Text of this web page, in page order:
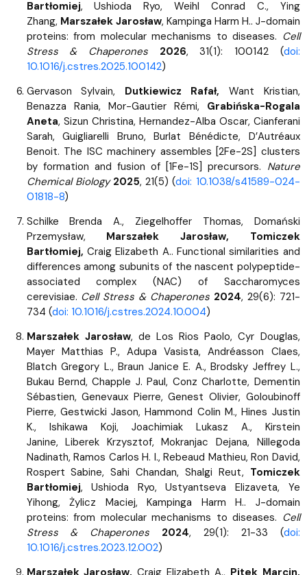
Bartłomiej, Ushioda Ryo, Weihl Conrad C., Ying
Zhang, Marszałek Jarosław, Kampinga Harm H.. J-domain
proteins: from molecular mechanisms to diseases. Cell
Stress & Chaperones2026, 31(1): 100142 (doi:
10.1016/j.cstres.2025.100142)
Gervason Sylvain, Dutkiewicz Rafał, Want Kristian,
Benazza Rania, Mor-Gautier Rémi, Grabińska-Rogala
Aneta, Sizun Christina, Hernandez-Alba Oscar, Cianferani
Sarah, Guigliarelli Bruno, Burlat Bénédicte, D’Autréaux
Benoit. The ISC machinery assembles [2Fe-2S] clusters
by formation and fusion of [1Fe-1S] precursors. Nature
Chemical Biology 2025, 21(5) (doi: 10.1038/s41589-024-
01818-8)
Schilke Brenda A., Ziegelhoffer Thomas, Domański
Przemysław, Marszałek Jarosław, Tomiczek
Bartłomiej, Craig Elizabeth A.. Functional similarities and
differences among subunits of the nascent polypeptide-
associated complex (NAC) of Saccharomyces
cerevisiae. Cell Stress & Chaperones 2024, 29(6): 721-
734 (doi: 10.1016/j.cstres.2024.10.004)
Marszałek Jarosław, de Los Rios Paolo, Cyr Douglas,
Mayer Matthias P., Adupa Vasista, Andréasson Claes,
Blatch Gregory L., Braun Janice E. A., Brodsky Jeffrey L.,
Bukau Bernd, Chapple J. Paul, Conz Charlotte, Dementin
Sébastien, Genevaux Pierre, Genest Olivier, Goloubinoff
Pierre, Gestwicki Jason, Hammond Colin M., Hines Justin
K., Ishikawa Koji, Joachimiak Lukasz A., Kirstein
Janine, Liberek Krzysztof, Mokranjac Dejana, Nillegoda
Nadinath, Ramos Carlos H. I., Rebeaud Mathieu, Ron David,
Rospert Sabine, Sahi Chandan, Shalgi Reut, Tomiczek
Bartłomiej, Ushioda Ryo, Ustyantseva Elizaveta, Ye
Yihong, Żylicz Maciej, Kampinga Harm H.. J-domain
proteins: from molecular mechanisms to diseases. Cell
Stress & Chaperones
2024, 29(1): 21-33 (doi:
10.1016/j.cstres.2023.12.002)